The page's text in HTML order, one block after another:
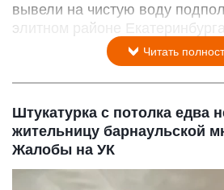
вывели на чистую воду
элитном районе Екатеринбурга.
Читать
Штукатурка с потолка едва
жительницу барнаульской
Жалобы на УК